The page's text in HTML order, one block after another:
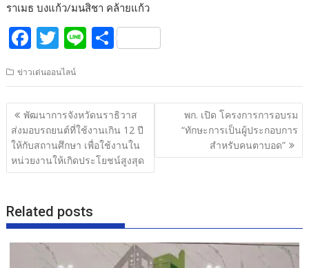
ราเมธ บงแก้ว/มนสิชา คล้ายแก้ว
F
e
b
o
o
k
T
w
itt
er
Li
e
S
ar
e
ข่าวเด่นออนไลน์
แนะแนว
เรื่อง
พัฒนาการจังหวัดนราธิวาส
ส่งมอบรถยนต์ที่ใช้งานเกิน 12 ปี
ให้กับสถานศึกษา เพื่อใช้งานใน
หน่วยงานให้เกิดประโยชน์สูงสุด
พก. เปิด โครงการการอบรม
“ทักษะการเป็นผู้ประกอบการ
สำหรับคนตาบอด”
Related posts